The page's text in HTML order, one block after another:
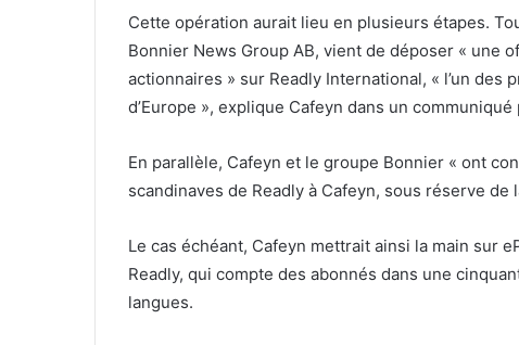
Cette opération aurait lieu en plusieurs étapes.
Bonnier News Group AB, vient de déposer « une
actionnaires » sur Readly International, « l’un
d’Europe », explique Cafeyn dans un
En parallèle, Cafeyn et le groupe Bonnier « ont
scandinaves de Readly à Cafeyn, sous réserve
Le cas échéant, Cafeyn mettrait ainsi la main sur
Readly, qui compte des abonnés dans une
langues.